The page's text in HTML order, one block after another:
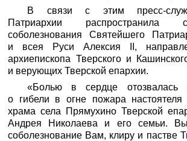
В связи с этим пресс-
Патриархии распространила
соболезнования Святейшего
и всея Руси Алексия II,
архиепископа Тверского и
и верующих Тверской епархии.
«Болью в сердце отозвалась
о гибели в огне пожара настоятеля
храма села Прямухино Тверской
Андрея Николаева и его семьи.
соболезнование Вам, клиру и пастве